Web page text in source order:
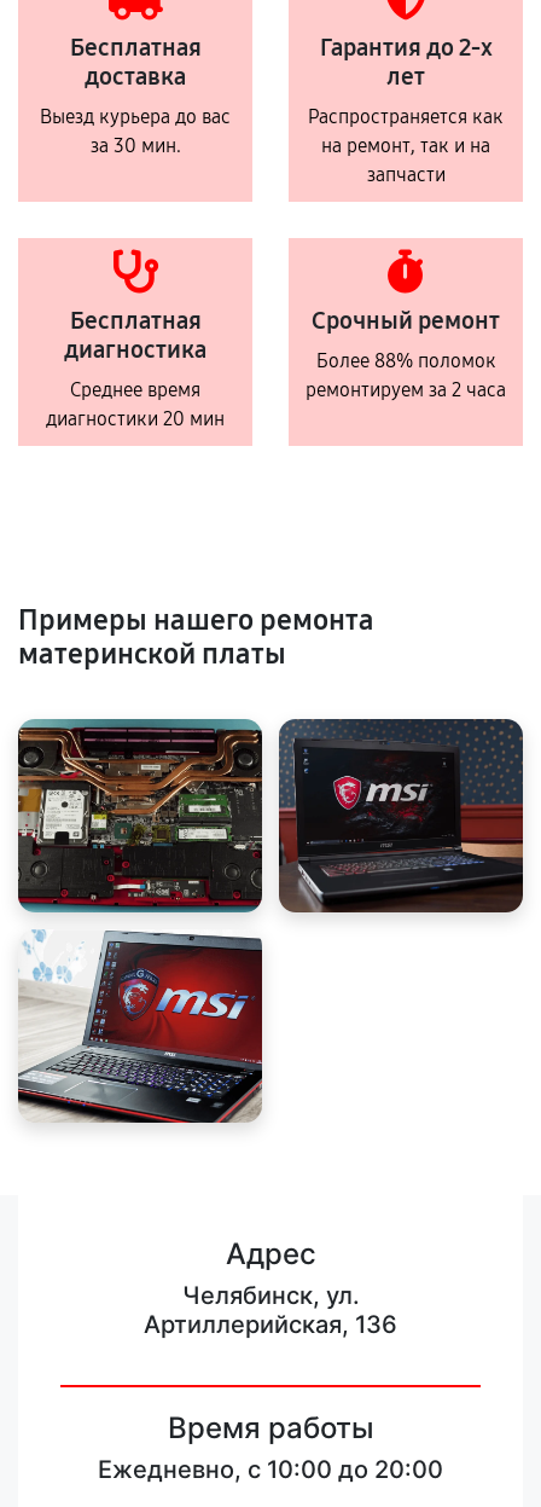
Бесплатная
доставка
Выезд курьера до вас
за 30 мин.
Гарантия до 2-х
лет
Распространяется как
на ремонт, так и на
запчасти
Бесплатная
диагностика
Среднее время
диагностики 20 мин
Срочный ремонт
Более 88% поломок
ремонтируем за 2 часа
Примеры нашего ремонта
материнской платы
Адрес
Челябинск, ул.
Артиллерийская, 136
Время работы
Ежедневно, с 10:00 до 20:00